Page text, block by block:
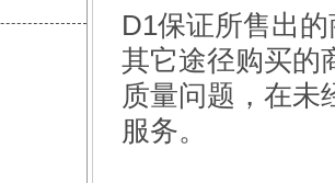
D1保证所售出
其它途径购买的
质量问题，在未
服务。